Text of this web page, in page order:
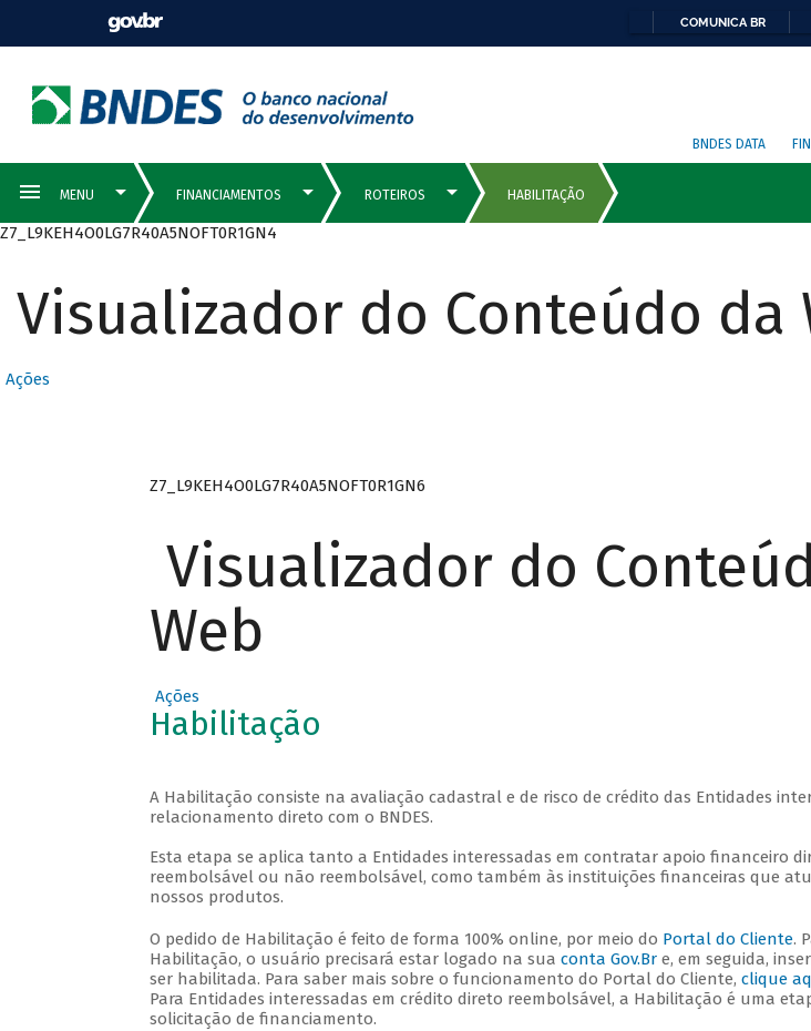
COMUNICA BR
BNDES DATA
Z7_L9KEH4O0LG7R40A5NOFT0R1GN4
Visualizador do Conteúdo da
Ações
Z7_L9KEH4O0LG7R40A5NOFT0R1GN6
Visualizador do
Web
Ações
Habilitação
A Habilitação consiste na avaliação cadastral e de risco de crédito das Entidades
relacionamento direto com o BNDES.
Esta etapa se aplica tanto a Entidades interessadas em contratar apoio financeiro
reembolsável ou não reembolsável, como também às instituições financeiras que
nossos produtos.
O pedido de Habilitação é feito de forma 100% online, por meio do Portal do Cliente.
Habilitação, o usuário precisará estar logado na sua conta Gov.Bre, em seguida,
ser habilitada. Para saber mais sobre o funcionamento do Portal do Cliente, clique
Para Entidades interessadas em crédito direto reembolsável, a Habilitação é uma
solicitação de financiamento.